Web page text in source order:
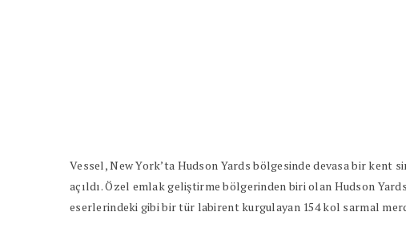
Vessel, New York’ta Hudson Yards bölgesinde devasa bir kent
açıldı. Özel emlak geliştirme bölgerinden biri olan Hudson
eserlerindeki gibi bir tür labirent kurgulayan 154 kol sarmal